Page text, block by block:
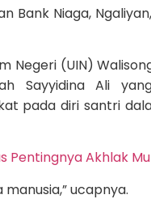
Bank Niaga,
Negeri (UIN)
Sayyidina Ali
pada diri santri
Pentingnya Akhlak
ucapnya.